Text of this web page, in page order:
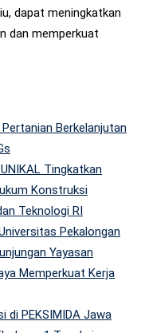
dapat meningkatkan
dan memperkuat
Berkelanjutan
Tingkatkan
Konstruksi
Teknologi RI
Pekalongan
Yayasan
Memperkuat Kerja
di PEKSIMIDA Jawa